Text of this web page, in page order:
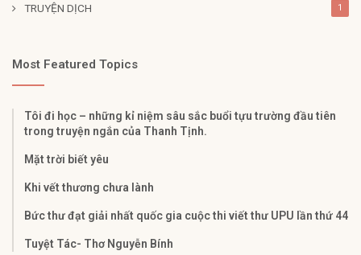
TRUYỆN DỊCH 1
Most Featured Topics
Tôi đi học – những kỉ niệm sâu sắc buổi tựu trường đầu tiên
trong truyện ngắn của Thanh Tịnh.
Mặt trời biết yêu
Khi vết thương chưa lành
Bức thư đạt giải nhất quốc gia cuộc thi viết thư UPU lần thứ 44
Tuyệt Tác- Thơ Nguyễn Bính